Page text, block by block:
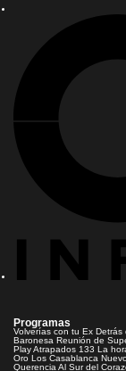
Programas
Volverías con tu Ex Detrás
Baronesa Reunión de
PlayAtrapados 133 La
Oro Los Casablanca
Querencia Al Sur del